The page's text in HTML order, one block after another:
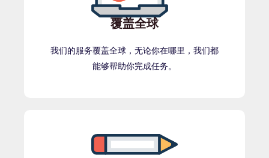
覆盖全球
我们的服务覆盖全球，无论你在哪里，我们都
能够帮助你完成任务。